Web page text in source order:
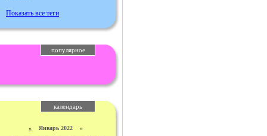
Показать все теги
популярное
календарь
« Январь 2022 »